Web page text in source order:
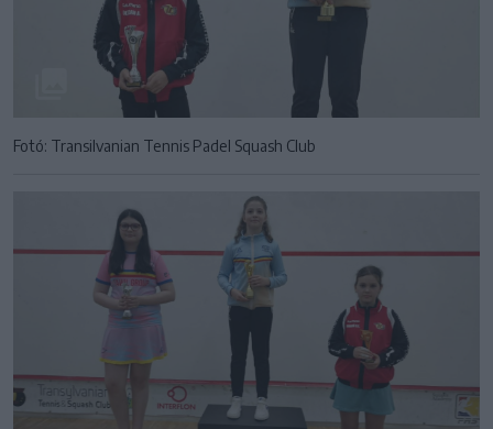
Fotó: Transilvanian Tennis Padel Squash Club